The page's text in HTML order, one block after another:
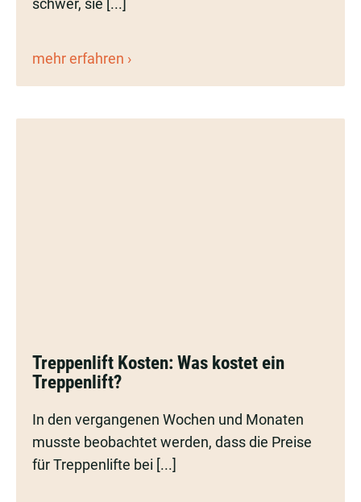
schwer, sie [...]
mehr erfahren Barrierefreiheit:
Kosten:
Was
kostet
ein
Treppenlift?
Treppenlift Kosten: Was kostet ein
Treppenlift?
In den vergangenen Wochen und Monaten
musste beobachtet werden, dass die Preise
für Treppenlifte bei [...]